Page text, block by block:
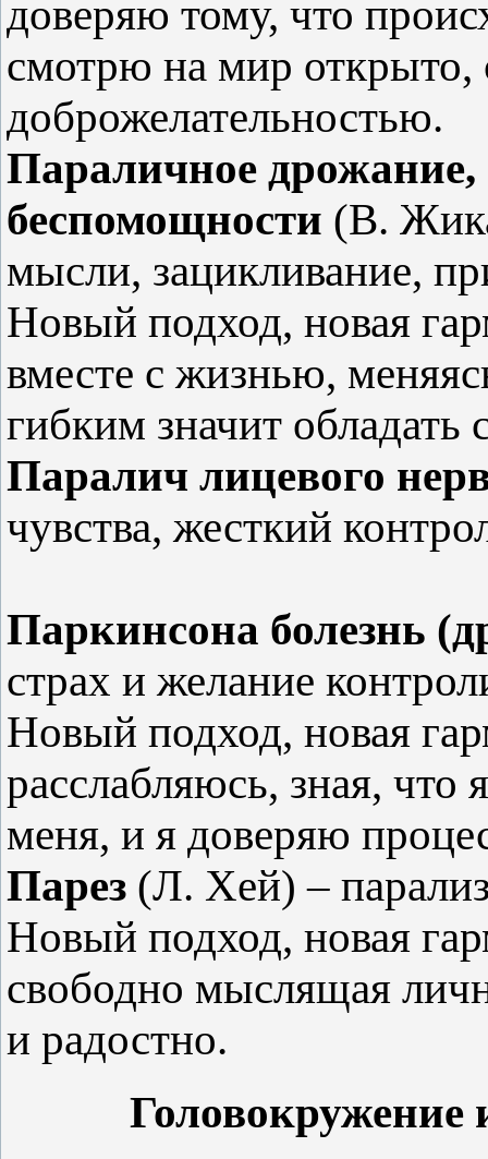
доверяю тому, что
смотрю на мир
доброжелательностью.
Параличное дрожание,
беспомощности (В.
мысли, зацикливание,
Новый подход, новая
вместе с жизнью,
гибким значит обладать
Паралич лицевого
чувства, жесткий
Паркинсона болезнь
страх и желание
Новый подход, новая
расслабляюсь, зная, что
меня, и я доверяю
Парез (Л. Хей) –
Новый подход, новая
свободно мыслящая
и радостно.
Головокружение